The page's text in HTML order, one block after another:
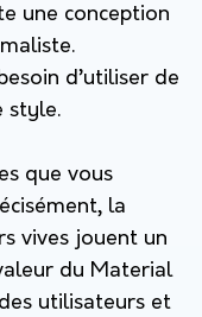
une conception
d’utiliser de
style.
que vous
la
vives jouent un
du Material
utilisateurs et